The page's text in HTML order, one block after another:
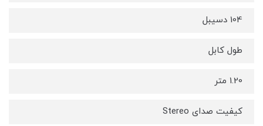
104 دسیبل
طول کابل
1.20 متر
کیفیت صدای Stereo